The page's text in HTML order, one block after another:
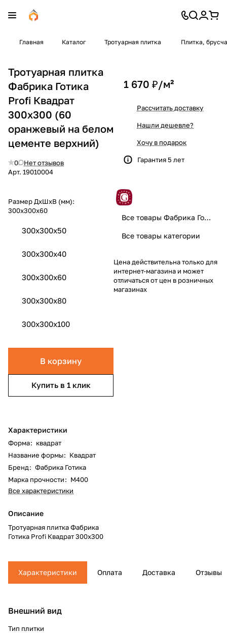
Главная Каталог Тротуарная плитка Плитка,
Тротуарная плитка
Фабрика Готика
Profi Квадрат
300x300 (60
оранжевый на белом
цементе верхний)
0
Нет отзывов
Арт. 19010004
Размер ДхШхВ (мм):
300x300x60
300x300x50
300x300x40
300x300x60
300x300x80
300x300x100
В корзину
Купить в 1 клик
Характеристики
Форма: квадрат
Название формы: Квадрат
Бренд: Фабрика Готика
Марка прочности: М400
Все характеристики
Описание
Тротуарная плитка Фабрика
Готика Profi Квадрат 300x300
1 670 ₽/м²
Рассчитать доставку
Нашли дешевле?
Хочу в подарок
Гарантия 5 лет
Все товары Фабрика Готика
Все товары категории
Цена действительна только для
интернет-магазина и может
отличаться от цен в розничных
магазинах
Характеристики Оплата Доставка Отзывы
Внешний вид
Тип плитки